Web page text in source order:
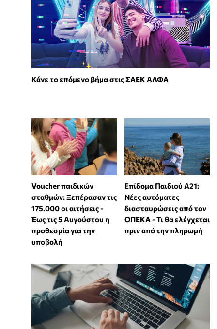
Κάνε το επόμενο βήμα στις ΣΑΕΚ ΑΛΦΑ
Voucher παιδικών
σταθμών: Ξεπέρασαν τις
175.000 οι αιτήσεις -
Έως τις 5 Αυγούστου η
προθεσμία για την
υποβολή
Επίδομα Παιδιού Α21:
Νέες αυτόματες
διασταυρώσεις από τον
ΟΠΕΚΑ - Τι θα ελέγχεται
πριν από την πληρωμή